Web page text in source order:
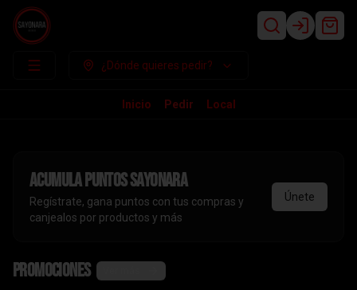
Login
¿Dónde quieres pedir?
Inicio Pedir Local
Acumulapuntos sayonara
Regístrate, gana puntos con tus compras y
canjealos por productos y más
Únete
Promociones